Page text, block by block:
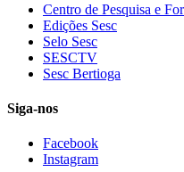
Centro de Pesquisa e
Edições Sesc
Selo Sesc
SESCTV
Sesc Bertioga
Siga-nos
Facebook
Instagram